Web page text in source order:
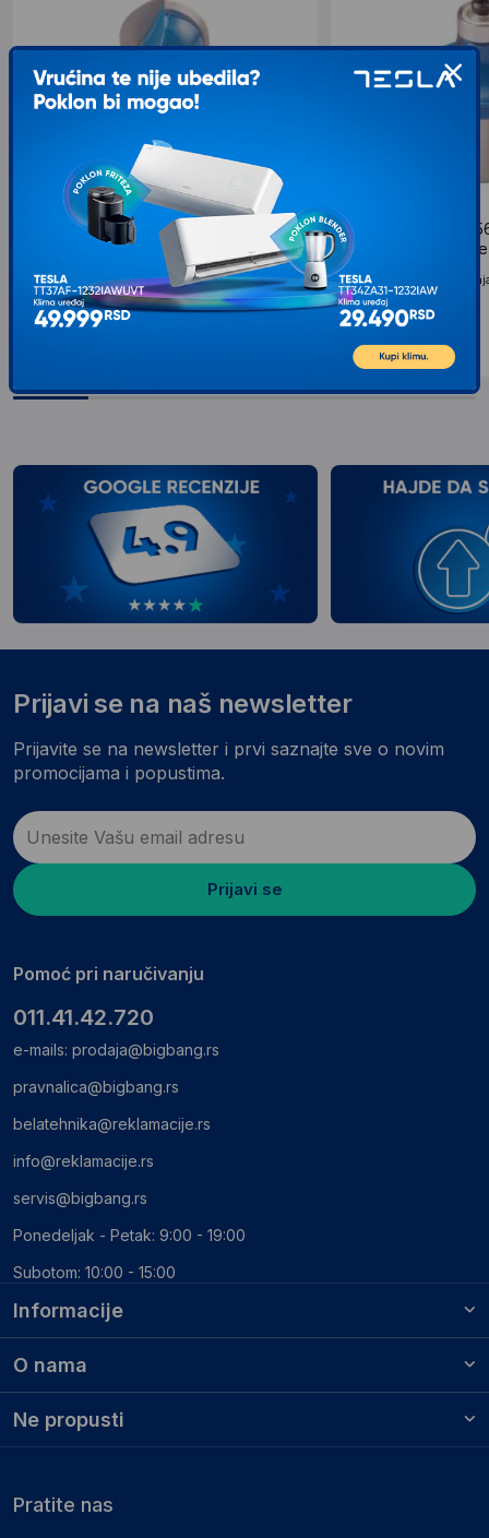
EINHELL KWB 49754120 HM glodalo
19 polukružni žleb, za glodalicu,
Snaga: >1200w, Broj obrtaja: >25000rpm...
2.19900RSD
EINHELL KWB
25.7
drvo/plastika
Snaga: >1200w, Broj
2.44900RSD
Informacije
O nama
Ne propusti
Prijavi se na naš newsletter
Prijavite se na newsletter i prvi saznajte sve o novim
promocijama i popustima.
Prijavi se
Pomoć pri naručivanju
011.41.42.720
e-mails: prodaja@bigbang.rs
pravnalica@bigbang.rs
belatehnika@reklamacije.rs
info@reklamacije.rs
servis@bigbang.rs
Ponedeljak - Petak: 9:00 - 19:00
Subotom: 10:00 - 15:00
Pratite nas